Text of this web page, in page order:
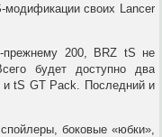
модификации своих Lancer
200, BRZ tS не
будет доступно два
и tS GT Pack. Последний и
боковые «юбки»,